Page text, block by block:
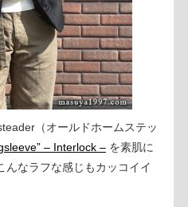
（オールドホームステッ
– Interlock –を素肌に
んなラフな感じもカッコイイ